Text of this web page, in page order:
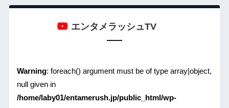
エンタメラッシュTV
Warning: foreach() argument must be of type array|object,
null given in
/home/laby01/entamerush.jp/public_html/wp-